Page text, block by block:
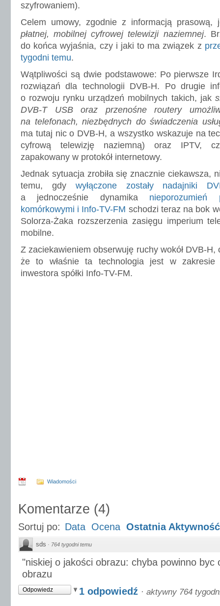
szyfrowaniem).
Celem umowy, zgodnie z informacją
płatnej, mobilnej cyfrowej telewizji naziemnej.
do końca wyjaśnia, czy i jaki to ma związek z
tygodni temu.
Wątpliwości są dwie podstawowe: Po pierwsze
rozwiązań dla technologii DVB-H. Po drugie
o rozwoju rynku urządzeń mobilnych takich, jak
DVB-T USB oraz przenośne routery
na telefonach, niezbędnych do świadczenia
ma tutaj nic o DVB-H, a wszystko wskazuje na
cyfrową telewizję naziemną) oraz IPTV,
zapakowany w protokół internetowy.
Jednak sytuacja zrobiła się znacznie ciekawsza,
temu, gdy wyłączone zostały nadajniki
a jednocześnie dynamika nieporozumień
komórkowymi i Info-TV-FM schodzi teraz na bok
Solorza-Żaka rozszerzenia zasięgu imperium
mobilne.
Z zaciekawieniem obserwuję ruchy wokół DVB-
że to właśnie ta technologia jest w zakresie
inwestora spółki Info-TV-FM.
Wiadomości
Komentarze (4)
Sortuj po: Data Ocena Ostatnia Aktywność
sds · 764 tygodni temu
"niskiej o jakości obrazu: chyba powinno byc
obrazu
Odpowiedz 1 odpowiedź · aktywny 764